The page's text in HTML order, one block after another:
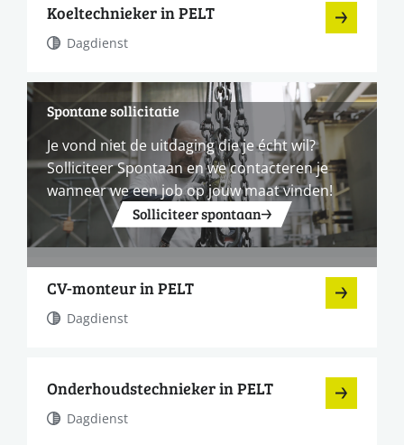
Koeltechnieker in PELT
Dagdienst
Spontane sollicitatie
Je vond niet de uitdaging die je écht wil?
Solliciteer Spontaan en we contacteren je
wanneer we een job op jouw maat vinden!
Solliciteer spontaan
CV-monteur in PELT
Dagdienst
Onderhoudstechnieker in PELT
Dagdienst